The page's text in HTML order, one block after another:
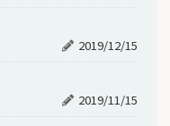
2019/12/15
2019/11/15